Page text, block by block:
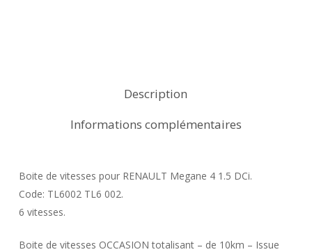
Description
Informations complémentaires
Boite de vitesses pour RENAULT Megane 4 1.5 DCi.
Code: TL6002 TL6 002.
6 vitesses.
Boite de vitesses OCCASION totalisant – de 10km – Issue